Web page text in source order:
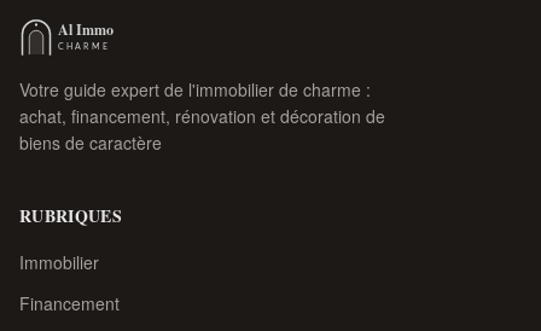
Votre guide expert de l'immobilier de charme :
achat, financement, rénovation et décoration de
biens de caractère
RUBRIQUES
Immobilier
Financement